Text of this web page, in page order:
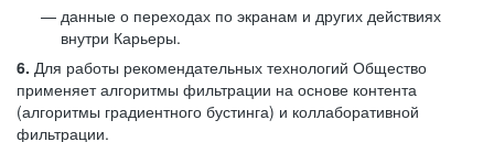
данные о переходах по экранам и других действиях
внутри Карьеры.
6. Для работы рекомендательных технологий Общество
применяет алгоритмы фильтрации на основе контента
(алгоритмы градиентного бустинга) и коллаборативной
фильтрации.